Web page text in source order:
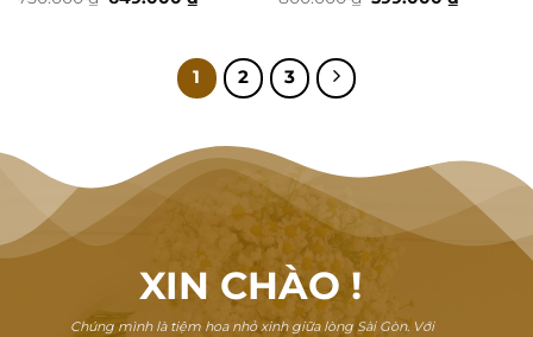
hiện
649.000 ₫.
hiện
1 2 3
XIN CHÀO!
Chúng mình là tiệm hoa nhỏ xinh giữa lòng Sài Gòn. Với